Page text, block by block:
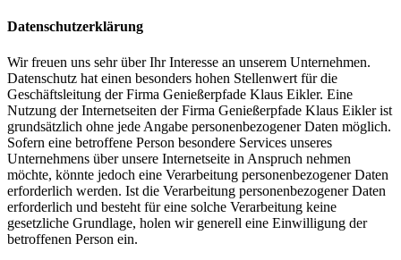
Datenschutzerklärung
Wir freuen uns sehr über Ihr Interesse an unserem Unternehmen.
Datenschutz hat einen besonders hohen Stellenwert für die
Geschäftsleitung der Firma Genießerpfade Klaus Eikler. Eine
Nutzung der Internetseiten der Firma Genießerpfade Klaus Eikler ist
grundsätzlich ohne jede Angabe personenbezogener Daten möglich.
Sofern eine betroffene Person besondere Services unseres
Unternehmens über unsere Internetseite in Anspruch nehmen
möchte, könnte jedoch eine Verarbeitung personenbezogener Daten
erforderlich werden. Ist die Verarbeitung personenbezogener Daten
erforderlich und besteht für eine solche Verarbeitung keine
gesetzliche Grundlage, holen wir generell eine Einwilligung der
betroffenen Person ein.